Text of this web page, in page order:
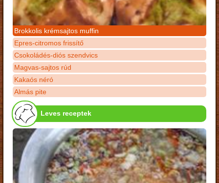
Brokkolis krémsajtos muffin
Epres-citromos frissítő
Csokoládés-diós szendvics
Magvas-sajtos rúd
Kakaós néró
Almás pite
Leves receptek